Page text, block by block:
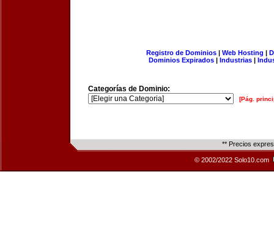
Registro de Dominios| Web Hosting |
Dominios Expirados | Industrias |
Categorías de Dominio:
[Pág.
** Precios
© 2002/2022 Solo10.com